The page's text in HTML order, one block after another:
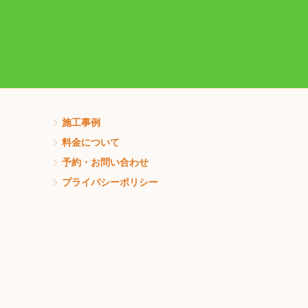
施工事例
料金について
予約・お問い合わせ
プライバシーポリシー